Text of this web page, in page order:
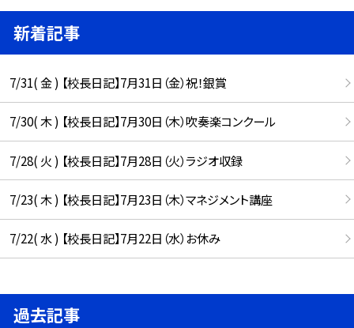
新着記事
7/31( 金 ) 【校長日記】7月31日（金）祝！銀賞
7/30( 木 ) 【校長日記】7月30日（木）吹奏楽コンクール
7/28( 火 ) 【校長日記】7月28日（火）ラジオ収録
7/23( 木 ) 【校長日記】7月23日（木）マネジメント講座
7/22( 水 ) 【校長日記】7月22日（水）お休み
過去記事